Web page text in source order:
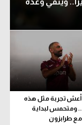
أعش تجربة مثل هذه
ومتحمس لبداية
مع طرابزون